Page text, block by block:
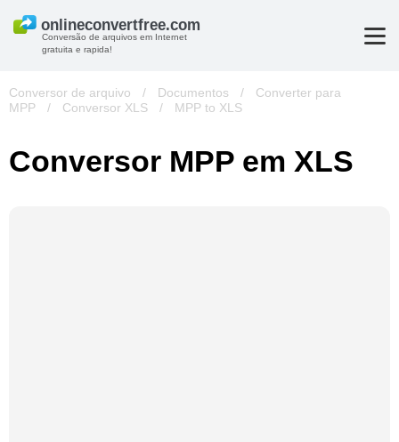
Conversão de arquivos em Internet
gratuita e rapida!
Conversor de arquivo / Documentos /
Converter para
MPP
/ Conversor XLS / MPP to XLS
Conversor MPP em XLS